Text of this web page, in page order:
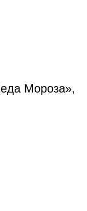
Мороза»,